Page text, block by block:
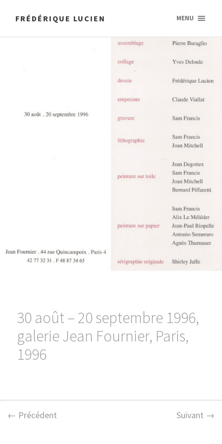
FRÉDÉRIQUE LUCIEN MENU
30 août – 20 septembre 1996,
galerie Jean Fournier, Paris,
1996
← Précédent Suivant →